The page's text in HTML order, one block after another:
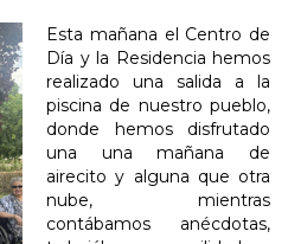
Esta mañana el Centro de
Día y la Residencia hemos
realizado una salida a la
piscina de nuestro pueblo,
donde hemos disfrutado
una una mañana de
airecito y alguna que otra
nube, mientras
contábamos anécdotas,